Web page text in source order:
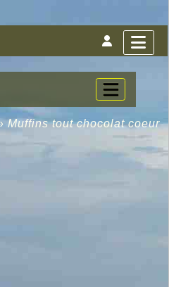
Muffins tout chocolat coeur